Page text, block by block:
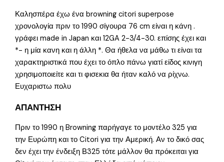
Καλησπέρα έχω ένα browning citori superpose
χρονολογία πριν το 1990 σίγουρα 76 cm είναι η κάνη .
γράφει made in Japan και 12GA 2-3/4-30. επίσης έχει και
*- η μία κανη και η άλλη *. Θα ήθελα να μάθω τι είναι τα
χαρακτηριστικά που έχει το όπλο πάνω γιατί είδος κινιγη
χρησιμοποιείτε και τι φισεκια θα ήταν καλό να ρίχνω.
Ευχαριστω πολυ
ΑΠΑΝΤΗΣΗ
Πριν το 1990 η Browning παρήγαγε το μοντέλο 325 για
την Ευρώπη και το Citori για την Αμερική. Αν το δικό σας
δεν έχει την ένδειξη Β325 τότε μάλλον θα πρόκειται για